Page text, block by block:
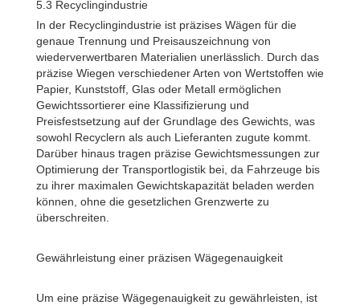
5.3 Recyclingindustrie
In der Recyclingindustrie ist präzises Wägen für die
genaue Trennung und Preisauszeichnung von
wiederverwertbaren Materialien unerlässlich. Durch das
präzise Wiegen verschiedener Arten von Wertstoffen wie
Papier, Kunststoff, Glas oder Metall ermöglichen
Gewichtssortierer eine Klassifizierung und
Preisfestsetzung auf der Grundlage des Gewichts, was
sowohl Recyclern als auch Lieferanten zugute kommt.
Darüber hinaus tragen präzise Gewichtsmessungen zur
Optimierung der Transportlogistik bei, da Fahrzeuge bis
zu ihrer maximalen Gewichtskapazität beladen werden
können, ohne die gesetzlichen Grenzwerte zu
überschreiten.
Gewährleistung einer präzisen Wägegenauigkeit
Um eine präzise Wägegenauigkeit zu gewährleisten, ist